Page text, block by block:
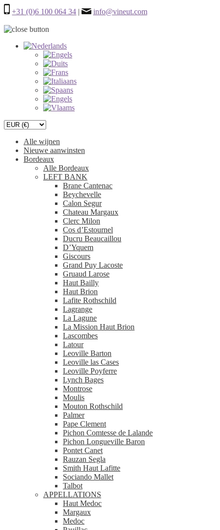
+31 (0)6 100 064 34 | info@vineut.com
Alle wijnen
Nieuwe aanwinsten
Bordeaux
Alle Bordeaux
LEFT BANK
Brane Cantenac
Beychevelle
Calon Segur
Chateau Margaux
Clerc Milon
Cos d’Estournel
Ducru Beaucaillou
D’Yquem
Giscours
Grand Puy Lacoste
Gruaud Larose
Haut Bailly
Haut Brion
Lafite Rothschild
Lagrange
La Lagune
La Mission Haut Brion
Lascombes
Latour
Leoville Barton
Leoville las Cases
Leoville Poyferre
Lynch Bages
Montrose
Moulis
Mouton Rothschild
Palmer
Pape Clement
Pichon Comtesse de Lalande
Pichon Longueville Baron
Pontet Canet
Rauzan Segla
Smith Haut Lafitte
Sociando Mallet
Talbot
APPELLATIONS
Haut Medoc
Margaux
Medoc